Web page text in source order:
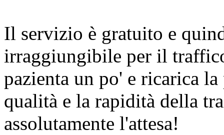
Il servizio è gratuito e
irraggiungibile per il
pazienta un po' e ricarica
qualità e la rapidità della
assolutamente l'attesa!